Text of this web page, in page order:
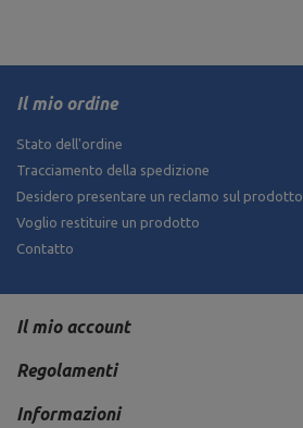
Il mio ordine
Stato dell'ordine
Tracciamento della spedizione
Desidero presentare un reclamo sul prodotto
Voglio restituire un prodotto
Contatto
Il mio account
Regolamenti
Informazioni